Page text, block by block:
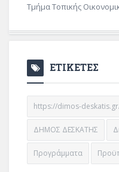
Τμήμα Τοπικής
ΕΤΙΚΕΤΕΣ
https://dimos-
ΔΗΜΟΣ ΔΕΣΚΑΤΗΣ
Προγράμματα